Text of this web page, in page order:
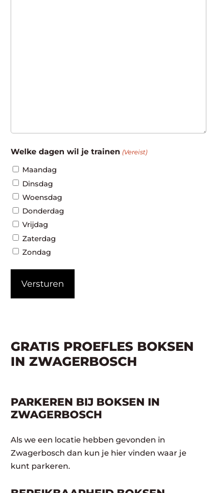
Welke dagen wil je trainen (Vereist)
Maandag
Dinsdag
Woensdag
Donderdag
Vrijdag
Zaterdag
Zondag
GRATIS PROEFLES BOKSEN
IN ZWAGERBOSCH
PARKEREN BIJ BOKSEN IN
ZWAGERBOSCH
Als we een locatie hebben gevonden in
Zwagerbosch dan kun je hier vinden waar je
kunt parkeren.